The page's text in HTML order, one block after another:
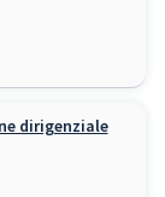
dirigenziale